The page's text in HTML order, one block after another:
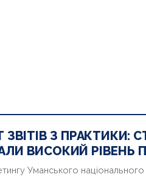
З ПРАКТИКИ:
ВИСОКИЙ РІВЕНЬ
Уманського національного